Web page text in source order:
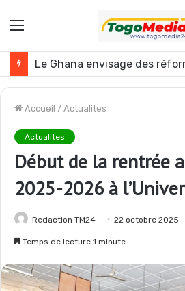
Menu
Le Ghana envisage des
Accueil / Actualites
Actualites
Début de la rentrée
2025-2026 à
Redaction TM24 22 octobre 2025
Temps de lecture 1 minute